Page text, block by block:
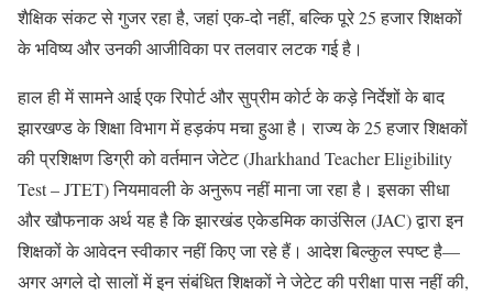
शैक्षिक संकट से गुजर रहा है, जहां एक-दो नहीं, बल्कि पूरे 25 हजार शिक्षकों
के भविष्य और उनकी आजीविका पर तलवार लटक गई है।
हाल ही में सामने आई एक रिपोर्ट और सुप्रीम कोर्ट के कड़े निर्देशों के बाद
झारखण्ड के शिक्षा विभाग में हड़कंप मचा हुआ है। राज्य के 25 हजार शिक्षकों
की प्रशिक्षण डिग्री को वर्तमान जेटेट (Jharkhand Teacher Eligibility
Test – JTET) नियमावली के अनुरूप नहीं माना जा रहा है। इसका सीधा
और खौफनाक अर्थ यह है कि झारखंड एकेडमिक काउंसिल (JAC) द्वारा इन
शिक्षकों के आवेदन स्वीकार नहीं किए जा रहे हैं। आदेश बिल्कुल स्पष्ट है—
अगर अगले दो सालों में इन संबंधित शिक्षकों ने जेटेट की परीक्षा पास नहीं की,